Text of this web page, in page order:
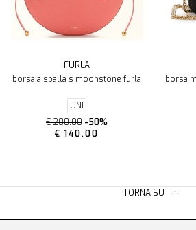
FURLA
borsa a spalla s moonstone furla
UNI
€ 280.00 -50%
€ 140.00
borsa
TORNA SU